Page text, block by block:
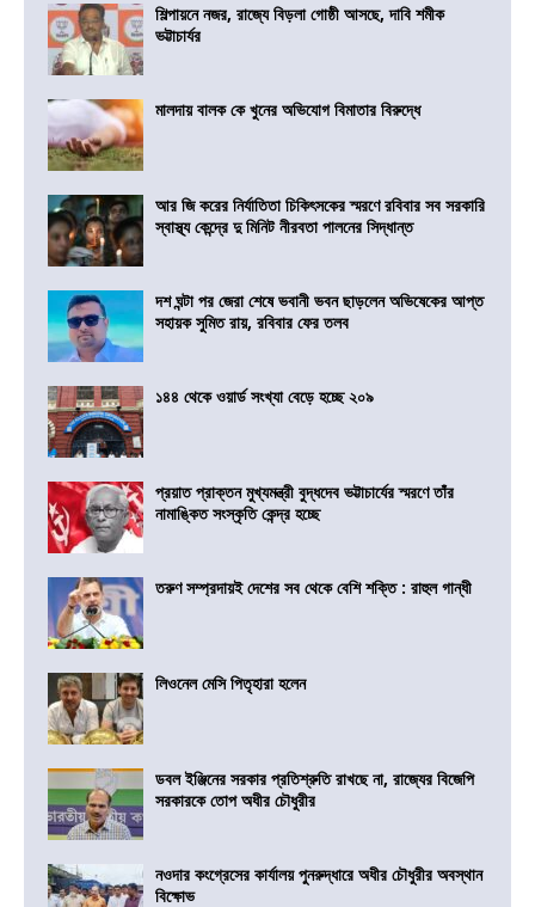
শিল্পায়নে নজর, রাজ্যে বিড়লা গোষ্ঠী আসছে, দাবি শমীক
ভট্টাচার্যর
মালদায় বালক কে খুনের অভিযোগ বিমাতার বিরুদ্ধে
আর জি করের নির্যাতিতা চিকিৎসকের স্মরণে রবিবার সব সরকারি
স্বাস্থ্য কেন্দ্রে দু মিনিট নীরবতা পালনের সিদ্ধান্ত
দশ ঘন্টা পর জেরা শেষে ভবানী ভবন ছাড়লেন অভিষেকের আপ্ত
সহায়ক সুমিত রায়, রবিবার ফের তলব
১৪৪ থেকে ওয়ার্ড সংখ্যা বেড়ে হচ্ছে ২০৯
প্রয়াত প্রাক্তন মুখ্যমন্ত্রী বুদ্ধদেব ভট্টাচার্যের স্মরণে তাঁর
নামাঙ্কিত সংস্কৃতি কেন্দ্র হচ্ছে
তরুণ সম্প্রদায়ই দেশের সব থেকে বেশি শক্তি : রাহুল গান্ধী
লিওনেল মেসি পিতৃহারা হলেন
ডবল ইঞ্জিনের সরকার প্রতিশ্রুতি রাখছে না, রাজ্যের বিজেপি
সরকারকে তোপ অধীর চৌধুরীর
নওদার কংগ্রেসের কার্যালয় পুনরুদ্ধারে অধীর চৌধুরীর অবস্থান
বিক্ষোভ